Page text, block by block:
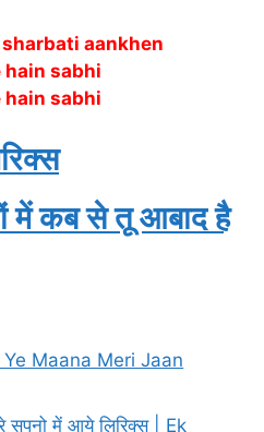
aankhen
hain sabhi
hain sabhi
में कब से तू आबाद है
| Ye Maana Meri Jaan
सपनो में आये लिरिक्स | Ek